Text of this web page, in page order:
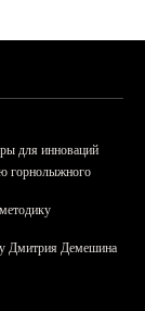
для инноваций
горнолыжного
Дмитрия Демешина